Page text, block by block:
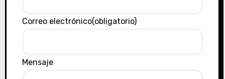
Correo electrónico(obligatorio)
Mensaje